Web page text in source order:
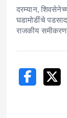
दरम्यान,
घडामोडींचे
राजकीय